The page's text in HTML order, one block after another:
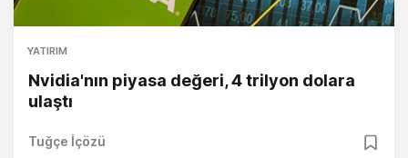
YATIRIM
Nvidia'nın piyasa değeri, 4 trilyon dolara
ulaştı
Tuğçe İçözü